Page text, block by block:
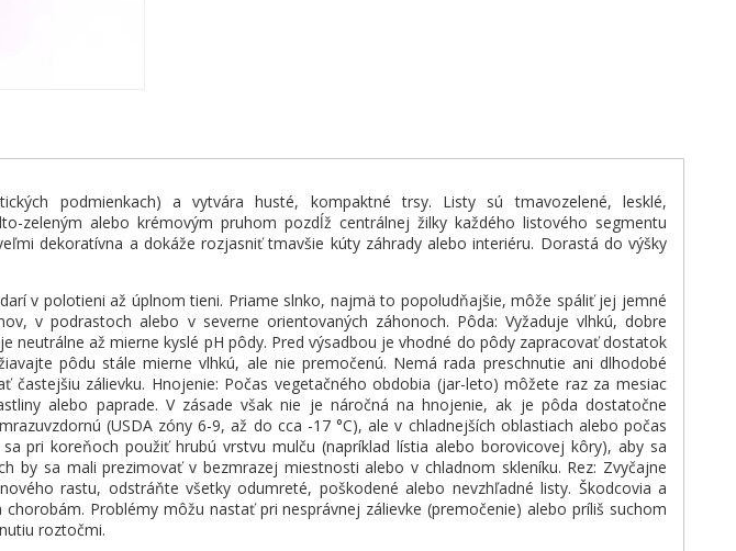
podmienkach) a vytvára husté, kompaktné trsy. Listy sú tmavozelené, lesklé,
zeleným alebo krémovým pruhom pozdĺž centrálnej žilky každého listového segmentu
dekoratívna a dokáže rozjasniť tmavšie kúty záhrady alebo interiéru. Dorastá do výšky
v polotieni až úplnom tieni. Priame slnko, najmä to popoludňajšie, môže spáliť jej jemné
v podrastoch alebo v severne orientovaných záhonoch. Pôda: Vyžaduje vlhkú, dobre
neutrálne až mierne kyslé pH pôdy. Pred výsadbou je vhodné do pôdy zapracovať dostatok
pôdu stále mierne vlhkú, ale nie premočenú. Nemá rada preschnutie ani dlhodobé
častejšiu zálievku. Hnojenie: Počas vegetačného obdobia (jar-leto) môžete raz za mesiac
alebo paprade. V zásade však nie je náročná na hnojenie, ak je pôda dostatočne
(USDA zóny 6-9, až do cca -17 °C), ale v chladnejších oblastiach alebo počas
pri koreňoch použiť hrubú vrstvu mulču (napríklad lístia alebo borovicovej kôry), aby sa
by sa mali prezimovať v bezmrazej miestnosti alebo v chladnom skleníku. Rez: Zvyčajne
rastu, odstráňte všetky odumreté, poškodené alebo nevzhľadné listy. Škodcovia a
Problémy môžu nastať pri nesprávnej zálievke (premočenie) alebo príliš suchom
roztočmi.